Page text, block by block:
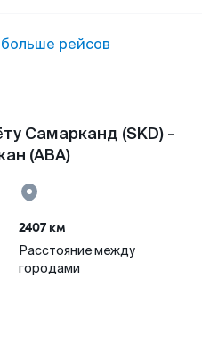
рейсов
Самарканд (SKD) -
(ABA)
2407 км
Расстояние между
городами